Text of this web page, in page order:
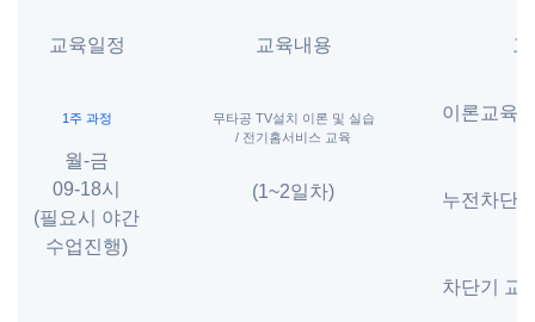
교육일정 교육내용
1주 과정
월-금
09-18시
(필요시 야간
수업진행)
무타공 TV설치 이론 및 실습
/ 전기홈서비스 교육
(1~2일차)
이론교육
누전차단
차단기 교